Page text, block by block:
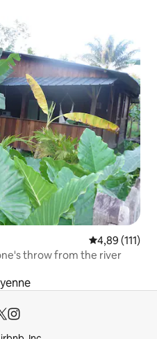
Prosečna
4,89 (111)
throw from the river